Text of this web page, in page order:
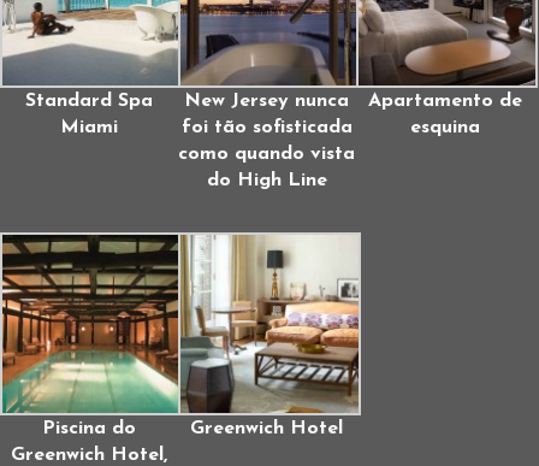
Standard Spa
Miami
New Jersey nunca
foi tão sofisticada
como quando vista
do High Line
Apartamento de
esquina
Piscina do
Greenwich Hotel,
Greenwich Hotel